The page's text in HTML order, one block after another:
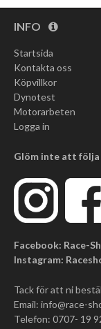
INFO
Startsida
Kontakta oss
Köpvillkor
Dynotest
Motorarbeten
Logga in
Glöm inte att följa
Facebook: Race-
Instagram:
Tack för att ni
Email: info@race-
Telefon: 0707- 19